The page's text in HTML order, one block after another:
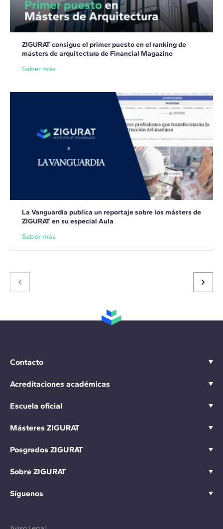
ZIGURAT consigue el primer puesto en el ranking de
másters de arquitectura de Financial Magazine
Saber más
La Vanguardia publica un reportaje sobre los másters de
ZIGURAT en su especial Aula
Saber más
Contacto
Acreditaciones académicas
Escuela oficial
Másteres ZIGURAT
Posgrados ZIGURAT
Sobre ZIGURAT
Síguenos